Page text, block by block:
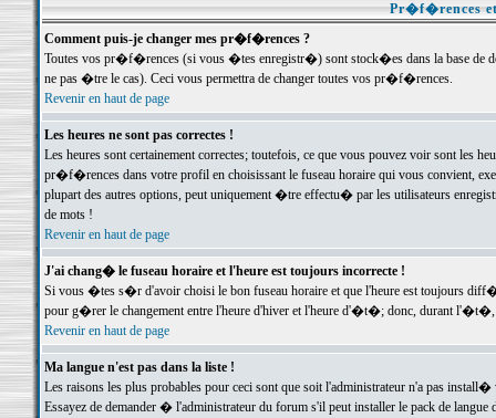
Pr�f�rences
Comment puis-je changer mes pr�f�rences ?
Toutes vos pr�f�rences (si vous �tes enregistr�) sont stock�es dans la base de
ne pas �tre le cas). Ceci vous permettra de changer toutes vos pr�f�rences.
Revenir en haut de page
Les heures ne sont pas correctes !
Les heures sont certainement correctes; toutefois, ce que vous pouvez voir sont
pr�f�rences dans votre profil en choisissant le fuseau horaire qui vous convient,
plupart des autres options, peut uniquement �tre effectu� par les utilisateurs
de mots !
Revenir en haut de page
J'ai chang� le fuseau horaire et l'heure est toujours incorrecte !
Si vous �tes s�r d'avoir choisi le bon fuseau horaire et que l'heure est toujours
pour g�rer le changement entre l'heure d'hiver et l'heure d'�t�; donc, durant
Revenir en haut de page
Ma langue n'est pas dans la liste !
Les raisons les plus probables pour ceci sont que soit l'administrateur n'a pas
Essayez de demander � l'administrateur du forum s'il peut installer le pack de